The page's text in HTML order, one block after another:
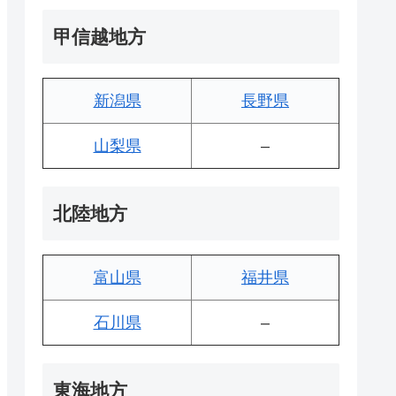
甲信越地方
新潟県 長野県
山梨県 –
北陸地方
富山県 福井県
石川県 –
東海地方